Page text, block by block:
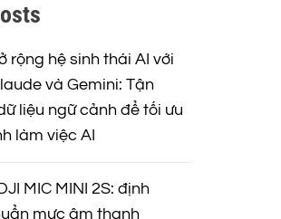
rộng hệ sinh thái AI với
và Gemini: Tận
liệu ngữ cảnh để tối ưu
làm việc AI
MIC MINI 2S: định
mực âm thanh